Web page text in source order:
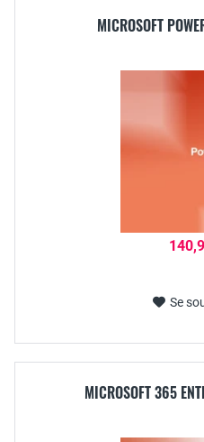
MICROSOFT
Se
MICROSOFT 365